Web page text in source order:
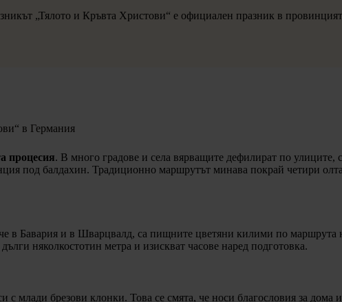
„Тялото и Кръвта Христови“ е официален празник в
в Германия
процесия. В много градове и села вярващите дефилират по
под балдахин. Традиционно маршрутът минава покрай четири
в Бавария и в Шварцвалд, са пищните цветяни килими по
няколкостотин метра и изискват часове наред подготовка.
с млади брезови клонки. Това се смята, че носи благословия за дома